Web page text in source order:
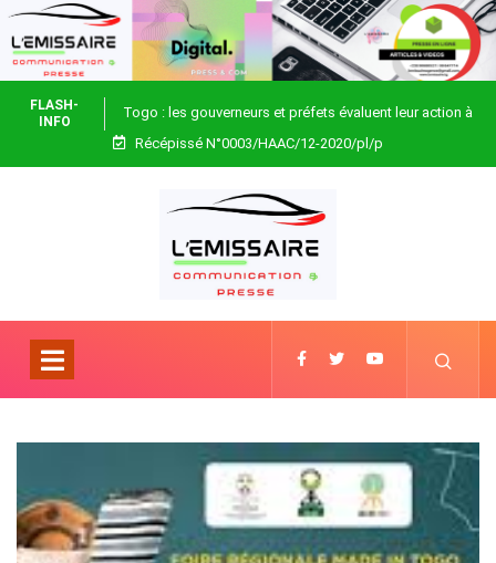
FLASH-
INFO
Togo : les gouverneurs et préfets évaluent leur action à
Blitta
Récépissé N°0003/HAAC/12-2020/pl/p